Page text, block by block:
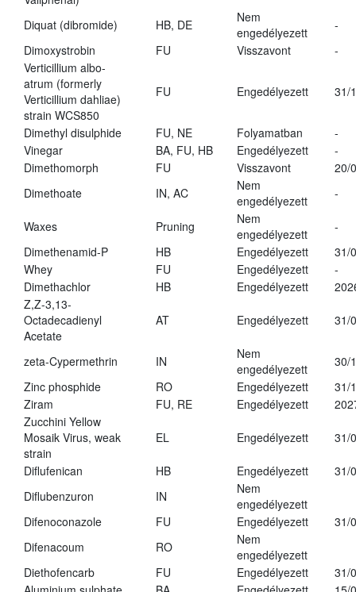
Diquat (dibromide) HB, DE
Nem
engedélyezett
-
Dimoxystrobin
FU Visszavont
-
Verticillium albo-
atrum (formerly
Verticillium dahliae)
strain WCS850
FU Engedélyezett 31/
Dimethyl disulphide FU, NE Folyamatban
-
Vinegar
BA, FU, HB Engedélyezett
-
Dimethomorph
FU Visszavont
20/
Dimethoate
IN, AC
Nem
engedélyezett
-
Waxes Pruning
Nem
engedélyezett
-
Dimethenamid-P
HB Engedélyezett
31/
Whey
FU Engedélyezett
-
Dimethachlor
HB Engedélyezett
Z,Z-3,13-
Octadecadienyl
Acetate
AT Engedélyezett 31/
zeta-Cypermethrin IN
Nem
engedélyezett
30/
Zinc phosphide
RO Engedélyezett
31/
Ziram
FU, RE Engedélyezett
Zucchini Yellow
Mosaik Virus, weak
strain
EL Engedélyezett 31/
Diflufenican HB Engedélyezett
31/
Diflubenzuron
IN
Nem
engedélyezett
Difenoconazole
FU Engedélyezett
31/
Difenacoum
RO
Nem
engedélyezett
Diethofencarb
FU Engedélyezett
31/